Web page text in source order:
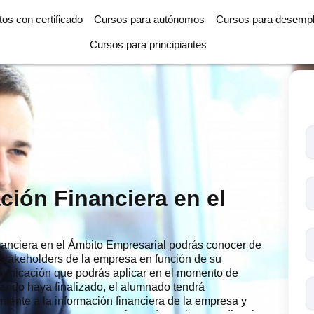
con certificado Cursos para autónomos Cursos para
Cursos para principiantes
Financiera en el
en el Ámbito Empresarial podrás conocer de
de la empresa en función de su
que podrás aplicar en el momento de
haya finalizado, el alumnado tendrá
a la información financiera de la empresa y